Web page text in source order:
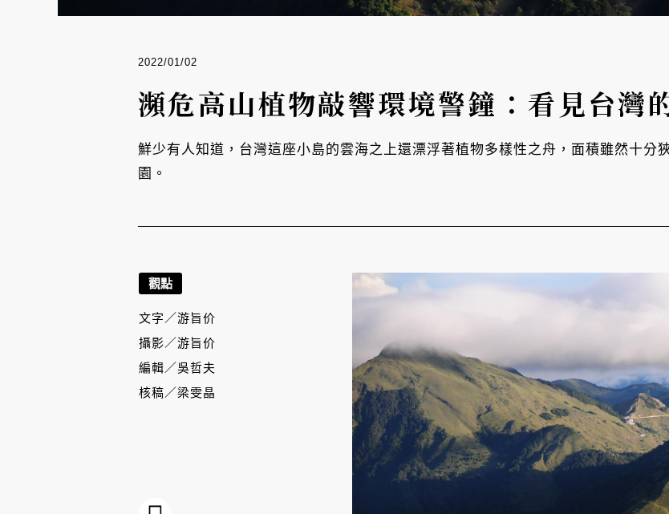
2022/01/02
瀕危高山植物敲響環境警鐘：看見台灣
鮮少有人知道，台灣這座小島的雲海之上還漂浮著植物多樣性之舟，面積雖然十分
園。
觀點
文字／游旨价
攝影／游旨价
編輯／吳哲夫
核稿／梁雯晶